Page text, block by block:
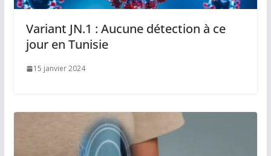
Variant JN.1 : Aucune détection à ce
jour en Tunisie
15 janvier 2024